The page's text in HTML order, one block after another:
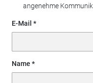
angenehme
E-Mail
Name